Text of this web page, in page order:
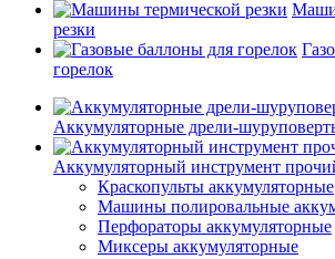
резки
горелок
Аккумуляторные дрели-
Аккумуляторный инструмент
Краскопульты аккумуляторные
Машины полировальные
Перфораторы аккумуляторные
Миксеры аккумуляторные